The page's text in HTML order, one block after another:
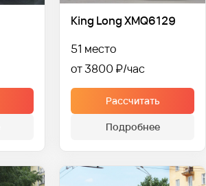
King Long XMQ6129
51 место
от 3800 ₽
Рассчитать
Подробнее